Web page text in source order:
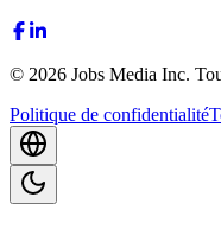
© 2026 Jobs Media Inc.
Politique de confidentialité